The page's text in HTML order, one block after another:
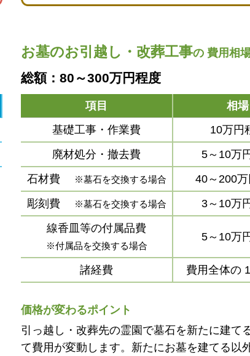
お墓のお引越し・改葬工事の 費用相
総額：80～300万円程度
項目
相場
基礎工事・作業費
10万円
廃材処分・撤去費
5～10万
石材費
※墓石を交換する場合
40～200
彫刻費
※墓石を交換する場合
3～10万
線香皿等の付属品費
※付属品を交換する場合
5～10万
諸経費 費用全体の
価格が変わるポイント
引っ越し・改葬先の霊園で墓石を新たに建て
て費用が変動します。新たにお墓を建てる以